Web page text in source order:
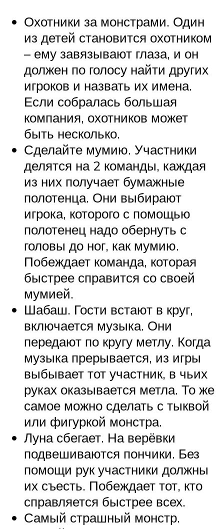
Охотники за монстрами. Один
из детей становится охотником
– ему завязывают глаза, и он
должен по голосу найти других
игроков и назвать их имена.
Если собралась большая
компания, охотников может
быть несколько.
Сделайте мумию. Участники
делятся на 2 команды, каждая
из них получает бумажные
полотенца. Они выбирают
игрока, которого с помощью
полотенец надо обернуть с
головы до ног, как мумию.
Побеждает команда, которая
быстрее справится со своей
мумией.
Шабаш. Гости встают в круг,
включается музыка. Они
передают по кругу метлу. Когда
музыка прерывается, из игры
выбывает тот участник, в чьих
руках оказывается метла. То же
самое можно сделать с тыквой
или фигуркой монстра.
Луна сбегает. На верёвки
подвешиваются пончики. Без
помощи рук участники должны
их съесть. Побеждает тот, кто
справляется быстрее всех.
Самый страшный монстр.